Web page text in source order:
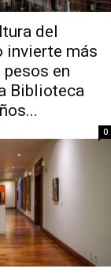
del
invierte más
en
Biblioteca
0